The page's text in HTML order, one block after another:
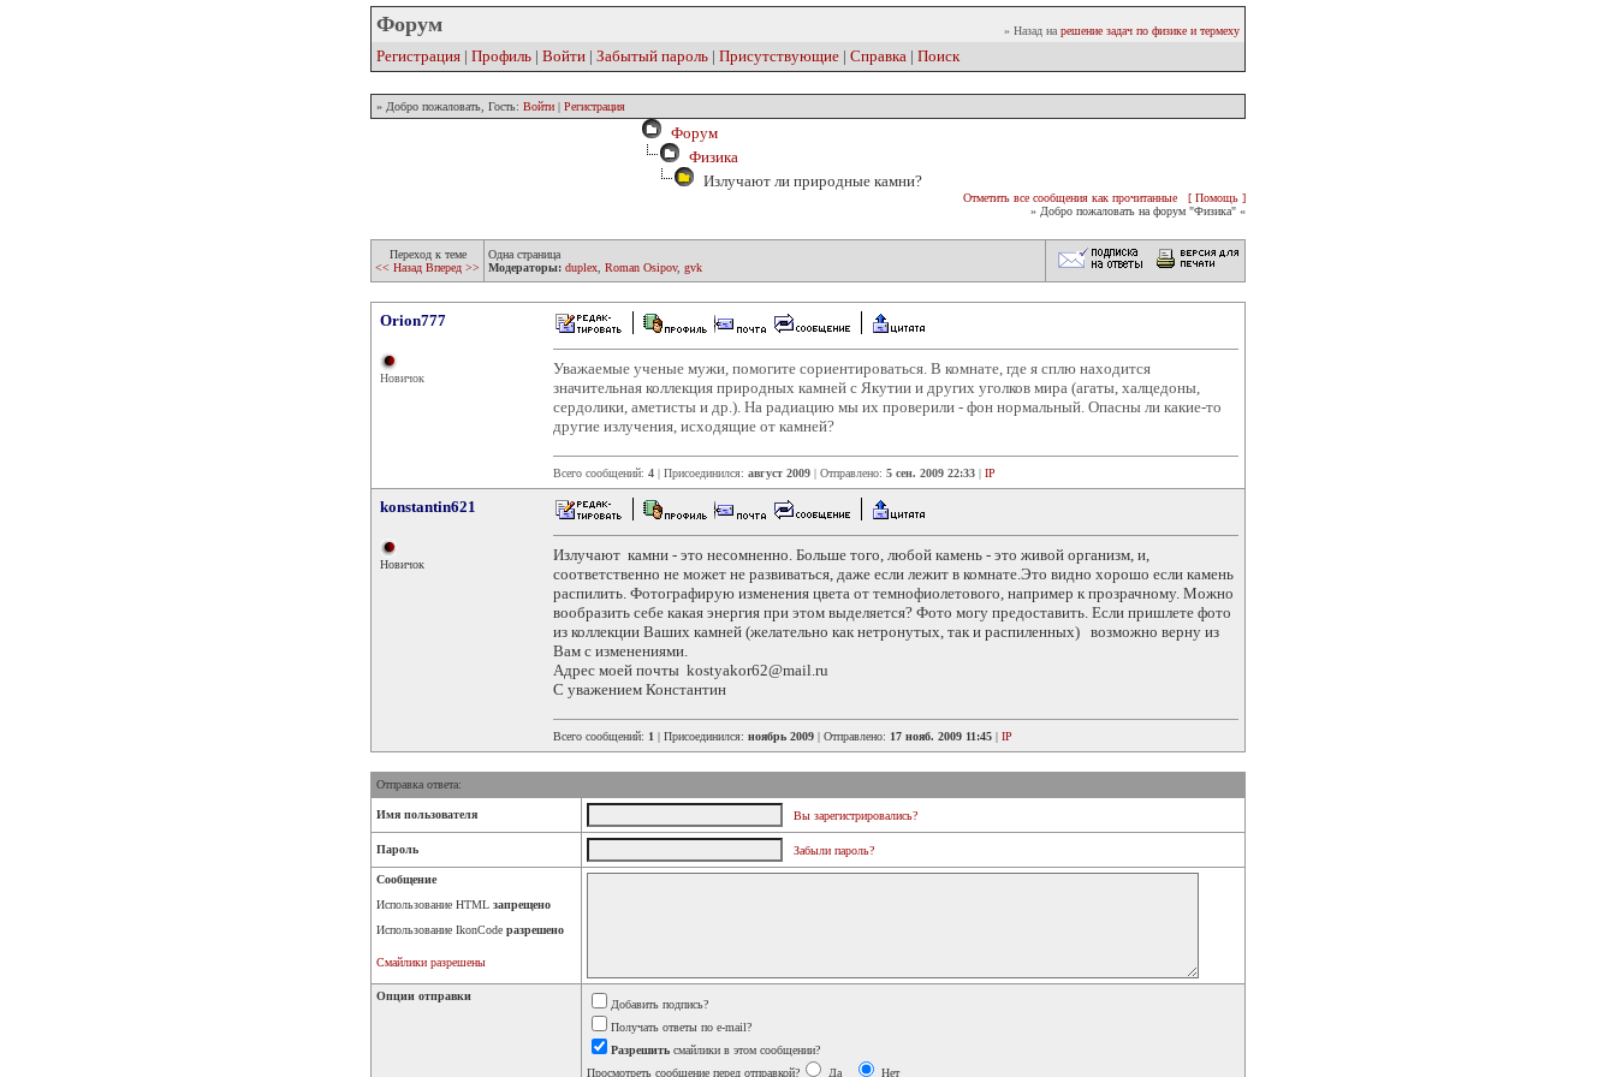
Форум » Назад на решение задач по физике и термеху
Регистрация | Профиль | Войти | Забытый пароль | Присутствующие | Справка | Поиск
» Добро пожаловать, Гость: Войти | Регистрация
Форум
Физика
Излучают ли природные камни?
Отметить все сообщения как прочитанные
[ Помощь ]
» Добро пожаловать на форум "Физика" «
Переход к теме
<< Назад Вперед >>
Одна страница
Модераторы: duplex Roman Osipov, gvk
Orion777
Новичок
Уважаемые ученые мужи, помогите сориентироваться. В комнате, где я сплю находится
значительная коллекция природных камней с Якутии и других уголков мира (агаты, халцедоны,
сердолики, аметисты и др.). На радиацию мы их проверили - фон нормальный. Опасны ли какие-то
другие излучения, исходящие от камней?
Всего сообщений: 4 | Присоединился: август 2009 | Отправлено: 5 сен. 2009 22:33 | IP
konstantin621
Новичок
Излучают камни - это несомненно. Больше того, любой камень - это живой организм, и,
соответственно не может не развиваться, даже если лежит в комнате.Это видно хорошо если камень
распилить. Фотографирую изменения цвета от темнофиолетового, например к прозрачному. Можно
вообразить себе какая энергия при этом выделяется? Фото могу предоставить. Если пришлете фото
из коллекции Ваших камней (желательно как нетронутых, так и распиленных) возможно верну из
Вам с изменениями.
Адрес моей почты kostyakor62@mail.ru
С уважением Константин
Всего сообщений: 1 | Присоединился: ноябрь 2009 | Отправлено: 17 нояб. 2009 11:45 | IP
Отправка ответа:
Имя пользователя Вы зарегистрировались?
Пароль Забыли пароль?
Сообщение
Использование HTML запрещено
Использование IkonCode разрешено
Смайлики разрешены
Опции отправки
Добавить подпись?
Получать ответы по e-mail?
Разрешить смайлики в этом сообщении?
Просмотреть сообщение перед отправкой?
Да Нет